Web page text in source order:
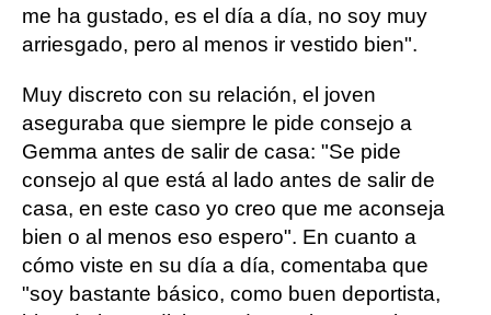
me ha gustado, es el día a día, no soy muy
arriesgado, pero al menos ir vestido bien".
Muy discreto con su relación, el joven
aseguraba que siempre le pide consejo a
Gemma antes de salir de casa: "Se pide
consejo al que está al lado antes de salir de
casa, en este caso yo creo que me aconseja
bien o al menos eso espero". En cuanto a
cómo viste en su día a día, comentaba que
"soy bastante básico, como buen deportista,